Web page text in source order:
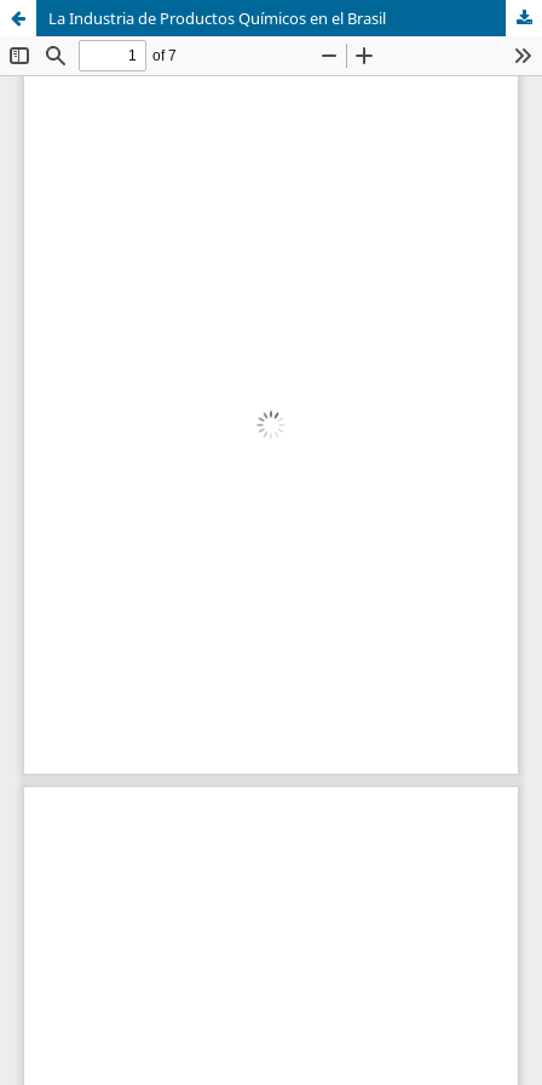
La Industria de Productos Químicos en el Brasil